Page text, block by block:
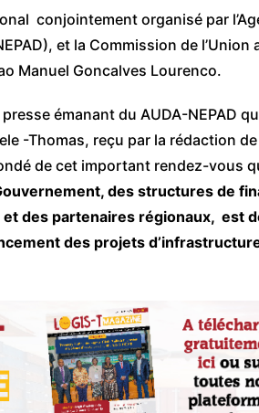
d’Ivoire
Fr
conjointement organisé par
et la Commission de
Manuel Goncalves Lourenco.
émanant du AUDA-NEPAD
-Thomas, reçu par la rédaction
de cet important rendez-vous
des structures de
des partenaires régionaux, est
des projets